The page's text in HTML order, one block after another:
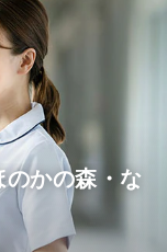
かの森・な